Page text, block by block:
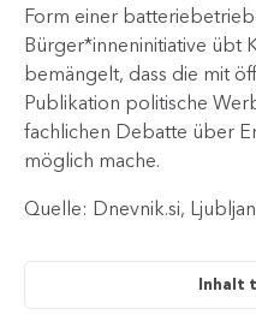
Form einer
Bürger*inneninitiative übt
bemängelt, dass die mit
Publikation politische
fachlichen Debatte über
möglich mache.
Quelle: Dnevnik.si,
Inhalt